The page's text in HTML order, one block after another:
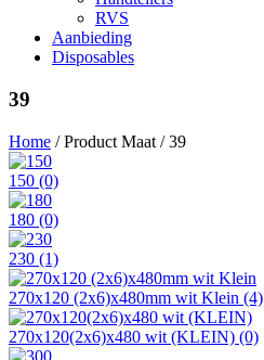
RVS
Aanbieding
Disposables
39
Home / Product Maat / 39
150 (0)
180 (0)
230 (1)
270x120 (2x6)x480mm wit Klein (4)
270x120(2x6)x480 wit (KLEIN) (0)